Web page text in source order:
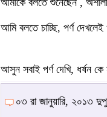
আমাকে বলতে শুনেছেন ,
আমি বলতে চাচ্ছি, পর্ণ দেখলেই
আসুন সবাই পর্ণ দেখি, ধর্ষন কে
০৩ রা জানুয়ারি, ২০১৩